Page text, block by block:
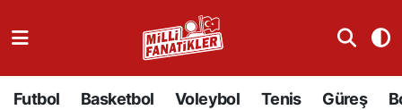
Futbol Basketbol Voleybol Tenis Güreş